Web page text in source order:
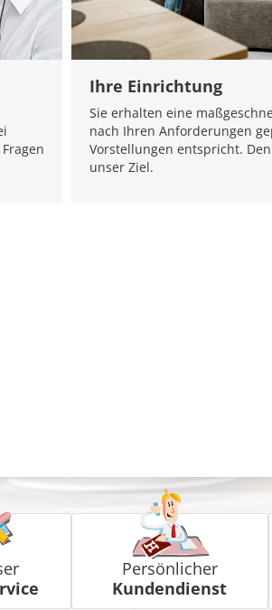
Ihre Einrichtung
Sie erhalten eine
nach Ihren Anforderungen
Vorstellungen entspricht.
unser Ziel.
Persönlicher
Kundendienst